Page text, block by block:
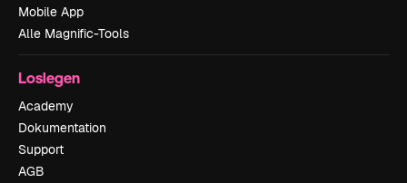
Mobile App
Alle Magnific-Tools
Loslegen
Academy
Dokumentation
Support
AGB